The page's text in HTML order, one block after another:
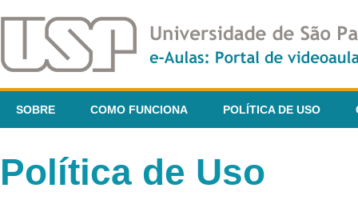
SOBRE COMO FUNCIONA POLÍTICA DE USO
Política de Uso